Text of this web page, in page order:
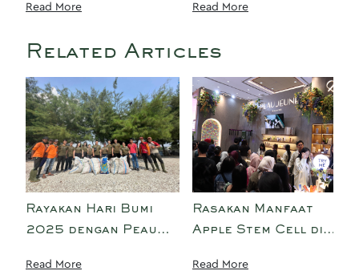
Menanam 22 Pohon,
Pantai, dan Program
Tukar Botol, Rawat
Bumi
Read More
Lama Saat Upacara
Read More
Related Articles
Rayakan Hari Bumi
2025 dengan Peau
Menanam 22 Pohon,
Read More
Rasakan Manfaat
Apple Stem Cell di
X Beauty 2024
Read More